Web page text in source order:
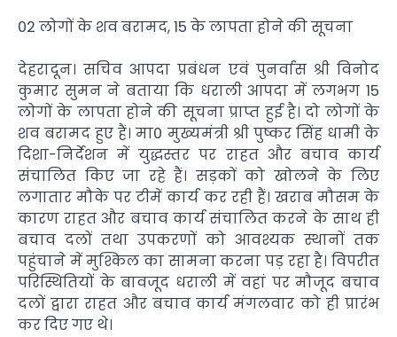
02 लोगों के शव बरामद, 15 के लापता होने की सूचना
देहरादून। सचिव आपदा प्रबंधन एवं पुनर्वास श्री विनोद
कुमार सुमन ने बताया कि धराली आपदा में लगभग 15
लोगों के लापता होने की सूचना प्राप्त हुई है। दो लोगों के
शव बरामद हुए हैं। मा0 मुख्यमंत्री श्री पुष्कर सिंह धामी के
दिशा-निर्देशन में युद्धस्तर पर राहत और बचाव कार्य
संचालित किए जा रहे हैं। सड़कों को खोलने के लिए
लगातार मौके पर टीमें कार्य कर रही हैं। खराब मौसम के
कारण राहत और बचाव कार्य संचालित करने के साथ ही
बचाव दलों तथा उपकरणों को आवश्यक स्थानों तक
पहुंचाने में मुश्किल का सामना करना पड़ रहा है। विपरीत
परिस्थितियों के बावजूद धराली में वहां पर मौजूद बचाव
दलों द्वारा राहत और बचाव कार्य मंगलवार को ही प्रारंभ
कर दिए गए थे।